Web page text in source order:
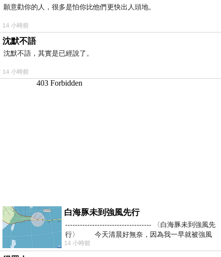
願意勸你的人，很多是怕你比他們更快出人頭地。
14 小時前
沈默不語
沈默不語，其實是已經說了。
14 小時前
白海豚未到強風先行
----------------------------------- 〈白海豚未到強風先
行〉 今天清晨好無奈，因為我一早就被強風
14 小時前